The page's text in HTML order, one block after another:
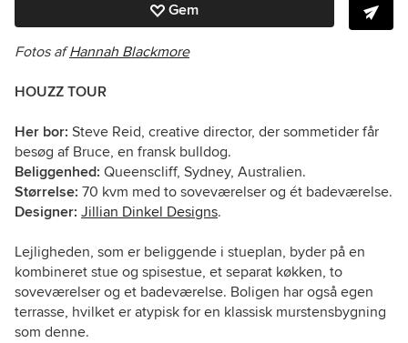
Gem
Fotos af Hannah Blackmore
HOUZZ TOUR
Her bor: Steve Reid, creative director, der sommetider får
besøg af Bruce, en fransk bulldog.
Beliggenhed: Queenscliff, Sydney, Australien.
Størrelse: 70 kvm med to soveværelser og ét badeværelse.
Designer: Jillian Dinkel Designs.
Lejligheden, som er beliggende i stueplan, byder på en
kombineret stue og spisestue, et separat køkken, to
soveværelser og et badeværelse. Boligen har også egen
terrasse, hvilket er atypisk for en klassisk murstensbygning
som denne.